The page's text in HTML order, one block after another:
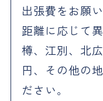
出張費をお願
距離に応じて
樽、江別、北
円、その他の
ださい。